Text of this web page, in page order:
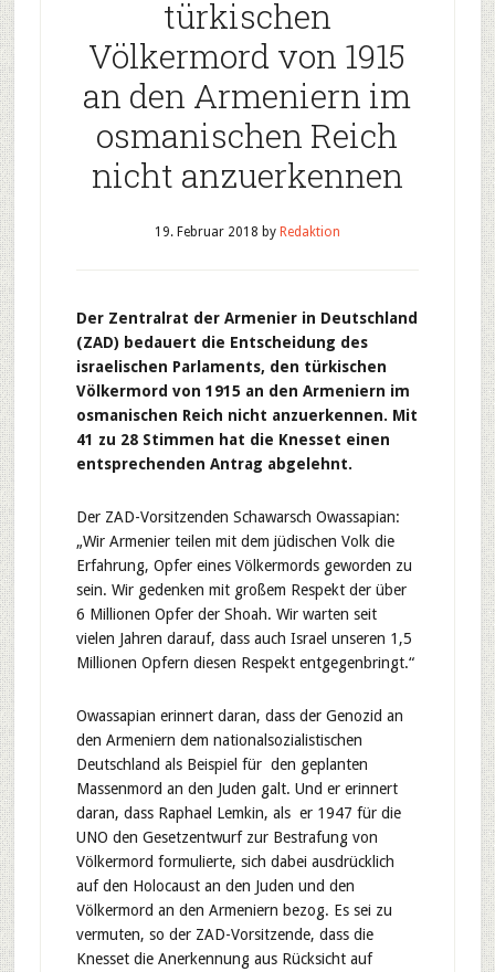
türkischen
Völkermord von 1915
an den Armeniern im
osmanischen Reich
nicht anzuerkennen
19. Februar 2018 by Redaktion
Der Zentralrat der Armenier in Deutschland
(ZAD) bedauert die Entscheidung des
israelischen Parlaments, den türkischen
Völkermord von 1915 an den Armeniern im
osmanischen Reich nicht anzuerkennen. Mit
41 zu 28 Stimmen hat die Knesset einen
entsprechenden Antrag abgelehnt.
Der ZAD-Vorsitzenden Schawarsch Owassapian:
„Wir Armenier teilen mit dem jüdischen Volk die
Erfahrung, Opfer eines Völkermords geworden zu
sein. Wir gedenken mit großem Respekt der über
6 Millionen Opfer der Shoah. Wir warten seit
vielen Jahren darauf, dass auch Israel unseren 1,5
Millionen Opfern diesen Respekt entgegenbringt.“
Owassapian erinnert daran, dass der Genozid an
den Armeniern dem nationalsozialistischen
Deutschland als Beispiel für den geplanten
Massenmord an den Juden galt. Und er erinnert
daran, dass Raphael Lemkin, als er 1947 für die
UNO den Gesetzentwurf zur Bestrafung von
Völkermord formulierte, sich dabei ausdrücklich
auf den Holocaust an den Juden und den
Völkermord an den Armeniern bezog. Es sei zu
vermuten, so der ZAD-Vorsitzende, dass die
Knesset die Anerkennung aus Rücksicht auf